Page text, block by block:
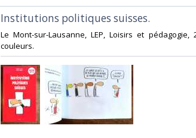
‎Institutions politiques suisses. ‎
‎Le Mont-sur-Lausanne, LEP, Loisirs et pédagogie,
couleurs. ‎